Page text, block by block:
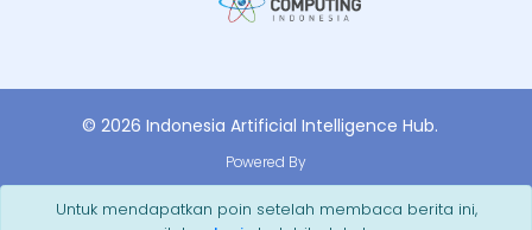
Untuk mendapatkan poin setelah membaca berita ini,
© 2026 Indonesia Artificial Intelligence Hub.
Powered By